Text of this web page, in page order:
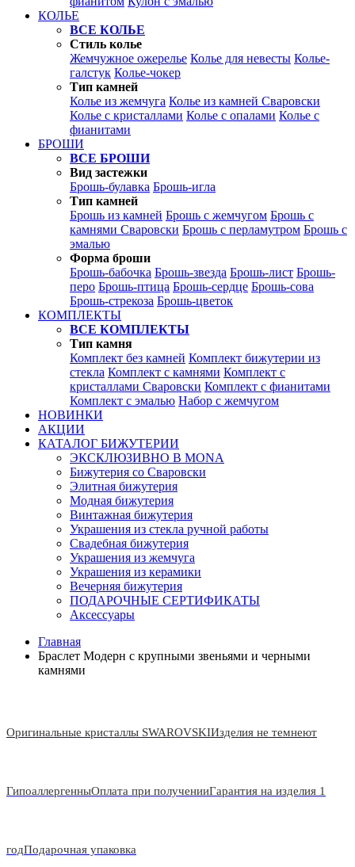
КОЛЬЕ
ВСЕ КОЛЬЕ
Стиль колье
Жемчужное ожерелье Колье для невесты Колье-
галстук Колье-чокер
Тип камней
Колье из жемчуга Колье из камней Сваровски
Колье с кристаллами Колье с опалами Колье с
фианитами
БРОШИ
ВСЕ БРОШИ
Вид застежки
Брошь-булавка Брошь-игла
Тип камней
Брошь из камней Брошь с жемчугом Брошь с
камнями Сваровски Брошь с перламутром Брошь с
эмалью
Форма броши
Брошь-бабочка Брошь-звезда Брошь-лист Брошь-
перо Брошь-птица Брошь-сердце Брошь-сова
Брошь-стрекоза Брошь-цветок
КОМПЛЕКТЫ
ВСЕ КОМПЛЕКТЫ
Тип камня
Комплект без камней Комплект бижутерии из
стекла Комплект с камнями Комплект с
кристаллами Сваровски Комплект с фианитами
Комплект с эмалью Набор с жемчугом
НОВИНКИ
АКЦИИ
КАТАЛОГ БИЖУТЕРИИ
ЭКСКЛЮЗИВНО В MONA
Бижутерия со Сваровски
Элитная бижутерия
Модная бижутерия
Винтажная бижутерия
Украшения из стекла ручной работы
Свадебная бижутерия
Украшения из жемчуга
Украшения из керамики
Вечерняя бижутерия
ПОДАРОЧНЫЕ СЕРТИФИКАТЫ
Аксессуары
Главная
Браслет Модерн с крупными звеньями и черными
камнями
Оригинальные кристаллы SWAROVSKIИзделия не темнеют
ГипоаллергенныОплата при полученииГарантия на изделия 1
годПодарочная упаковка